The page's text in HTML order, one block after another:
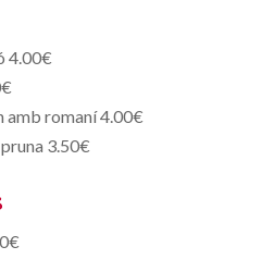
4.00€
amb romaní 4.00€
3.50€